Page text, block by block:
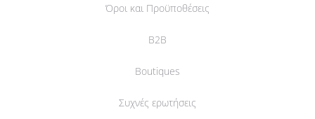
Όροι και Προϋποθέσεις
B2B
Boutiques
Συχνές ερωτήσεις